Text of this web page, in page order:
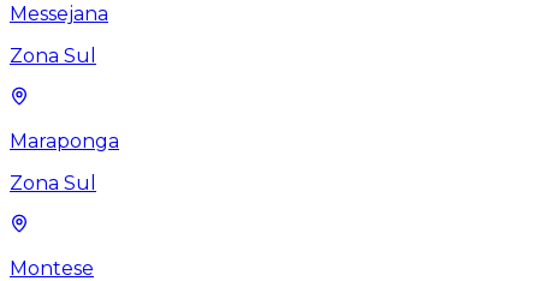
Messejana
Zona Sul
Maraponga
Zona Sul
Montese